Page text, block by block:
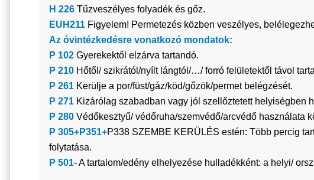
H 226 Tűzveszélyes folyadék és gőz.
EUH211 Figyelem! Permetezés közben veszélyes,
Az óvintézkedésre vonatkozó mondatok:
P 102 Gyerekektől elzárva tartandó.
P 210 Hőtől/ szikrától/nyílt lángtól/…/ forró felületektől távol
P 261 Kerülje a por/füst/gáz/köd/gőzök/permet belégzését.
P 271 Kizárólag szabadban vagy jól szellőztetett helyiségben
P 280 Védőkesztyű/ védőruha/szemvédő/arcvédő használata
P 305+P351+P338 SZEMBE KERÜLÉS estén: Több percig
folytatása.
P 501-A tartalom/edény elhelyezése hulladékként: a helyi/